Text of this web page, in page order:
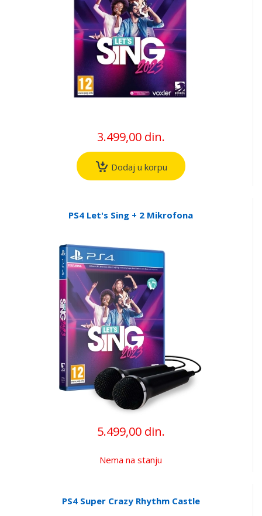
3.499,00 din.
Dodaj u korpu
PS4 Let's Sing + 2 Mikrofona
5.499,00 din.
Nema na stanju
PS4 Super Crazy Rhythm Castle